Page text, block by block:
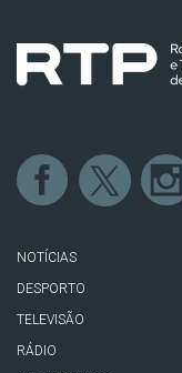
NOTÍCIAS
DESPORTO
TELEVISÃO
RÁDIO